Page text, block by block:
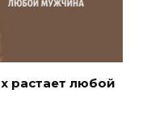
растает любой